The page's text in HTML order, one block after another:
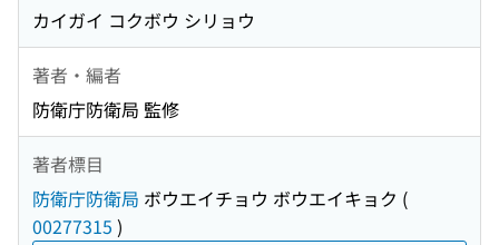
カイガイ コクボウ シリョウ
著者・編者
防衛庁防衛局 監修
著者標目
防衛庁防衛局 ボウエイチョウ ボウエイキョク (
00277315 )